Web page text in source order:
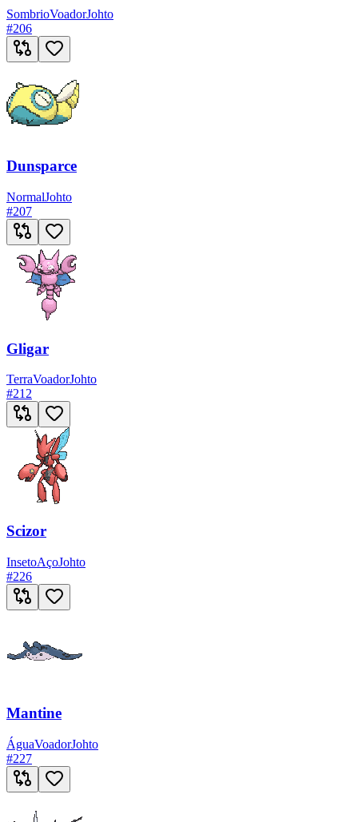
SombrioVoadorJohto
#206
Dunsparce
NormalJohto
#207
Gligar
TerraVoadorJohto
#212
Scizor
InsetoAçoJohto
#226
Mantine
ÁguaVoadorJohto
#227